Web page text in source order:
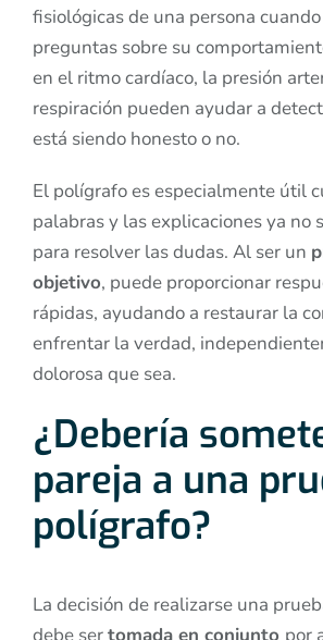
fisiológicas de una persona
preguntas sobre su
en el ritmo cardíaco, la presión
respiración pueden ayudar a
está siendo honesto o no.
El polígrafo es especialmente útil
palabras y las explicaciones ya no
para resolver las dudas. Al ser un
objetivo, puede proporcionar
rápidas, ayudando a restaurar la
enfrentar la verdad,
dolorosa que sea.
¿Debería
pareja a una
polígrafo?
La decisión de realizarse una